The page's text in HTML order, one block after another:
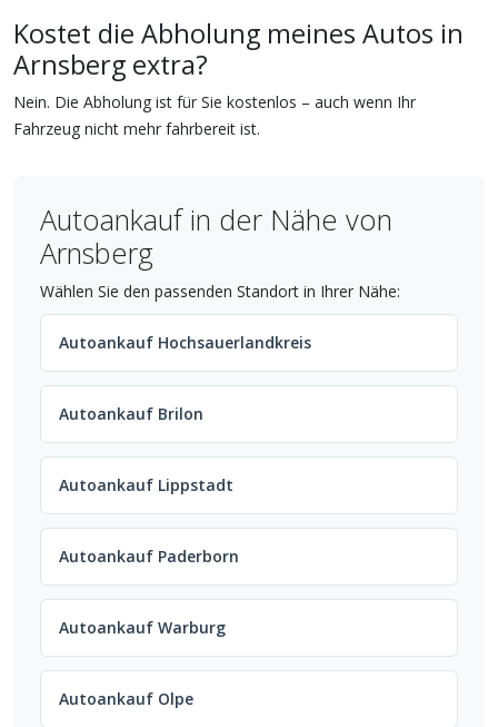
Kostet die Abholung meines Autos in
Arnsberg extra?
Nein. Die Abholung ist für Sie kostenlos – auch wenn Ihr
Fahrzeug nicht mehr fahrbereit ist.
Autoankauf in der Nähe von
Arnsberg
Wählen Sie den passenden Standort in Ihrer Nähe:
Autoankauf Hochsauerlandkreis
Autoankauf Brilon
Autoankauf Lippstadt
Autoankauf Paderborn
Autoankauf Warburg
Autoankauf Olpe